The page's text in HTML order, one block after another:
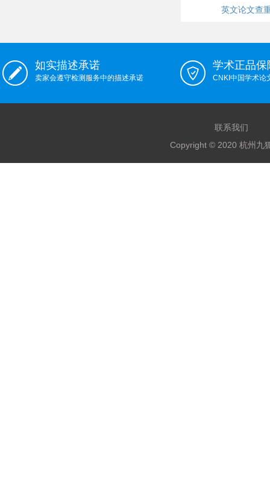
英文论文查
如实描述承诺
卖家会遵守检测服务中的描述承诺
学术正品保
CNKI中国学术论
联系我们
Copyright © 2020 杭州九